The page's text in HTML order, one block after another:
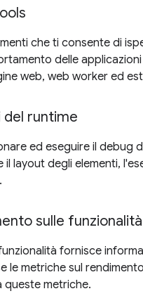
che ti consente di
delle
web, web worker ed
del runtime
ed eseguire il debug
layout degli elementi,
sulle funzionalità
fornisce
le metriche sul
metriche.